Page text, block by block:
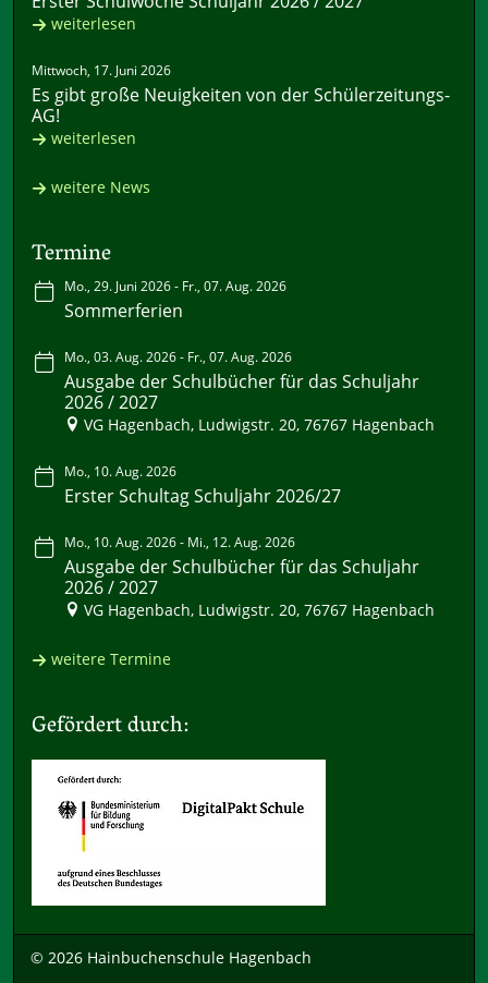
weiterlesen
Mittwoch, 17. Juni 2026
Es gibt große Neuigkeiten von der Schülerzeitungs-
AG!
weiterlesen
weitere News
Termine
Mo., 29. Juni 2026 - Fr., 07. Aug. 2026
Sommerferien
Mo., 03. Aug. 2026 - Fr., 07. Aug. 2026
Ausgabe der Schulbücher für das Schuljahr
2026 / 2027
VG Hagenbach, Ludwigstr. 20, 76767 Hagenbach
Mo., 10. Aug. 2026
Erster Schultag Schuljahr 2026/27
Mo., 10. Aug. 2026 - Mi., 12. Aug. 2026
Ausgabe der Schulbücher für das Schuljahr
2026 / 2027
VG Hagenbach, Ludwigstr. 20, 76767 Hagenbach
weitere Termine
Gefördert durch:
© 2026 Hainbuchenschule Hagenbach